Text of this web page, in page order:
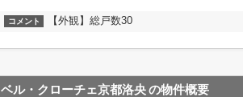
コメント 【外観】総戸数30
ベル・クローチェ京都洛央の物件概要